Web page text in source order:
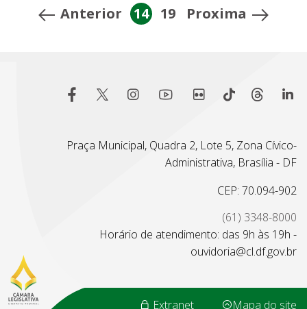
Anterior 14 19 Proxima
Praça Municipal, Quadra 2, Lote 5, Zona Cívico-
Administrativa, Brasília - DF
CEP: 70.094-902
(61) 3348-8000
Horário de atendimento: das 9h às 19h -
ouvidoria@cl.df.gov.br
Extranet Mapa do site